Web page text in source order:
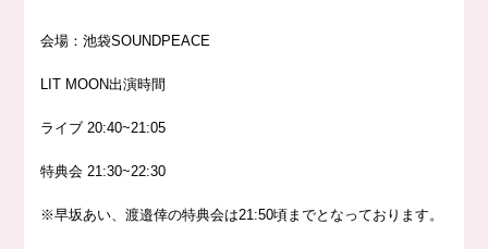
会場：池袋SOUNDPEACE
LIT MOON出演時間
ライブ 20:40~21:05
特典会 21:30~22:30
※早坂あい、渡邉倖の特典会は21:50頃までとなっております。